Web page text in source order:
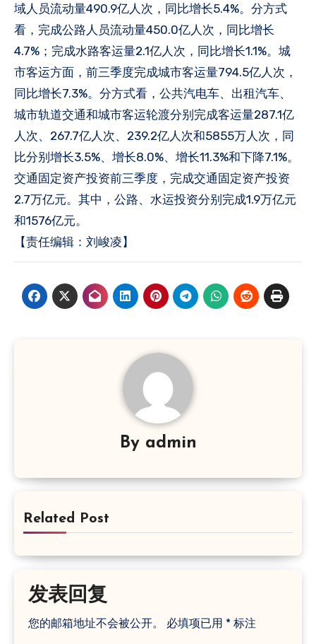
域人员流动量490.9亿人次，同比增长5.4%。分方式
看，完成公路人员流动量450.0亿人次，同比增长
4.7%；完成水路客运量2.1亿人次，同比增长1.1%。城
市客运方面，前三季度完成城市客运量794.5亿人次，
同比增长7.3%。分方式看，公共汽电车、出租汽车、
城市轨道交通和城市客运轮渡分别完成客运量287.1亿
人次、267.7亿人次、239.2亿人次和5855万人次，同
比分别增长3.5%、增长8.0%、增长11.3%和下降7.1%。
交通固定资产投资前三季度，完成交通固定资产投资
2.7万亿元。其中，公路、水运投资分别完成1.9万亿元
和1576亿元。
【责任编辑：刘峻凌】
By admin
Related Post
发表回复
您的邮箱地址不会被公开。 必填项已用 *标注